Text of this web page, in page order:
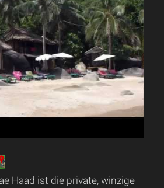
Haad ist die private, winzige